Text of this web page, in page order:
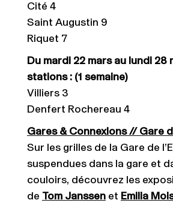
Cité 4
Saint Augustin 9
Riquet 7
Du mardi 22 mars au lundi 28
stations : (1 semaine)
Villiers 3
Denfert Rochereau 4
Gares & Connexions // Gare
Sur les grilles de la Gare de
suspendues dans la gare et
couloirs, découvrez les
de Tom Janssen et Emilia